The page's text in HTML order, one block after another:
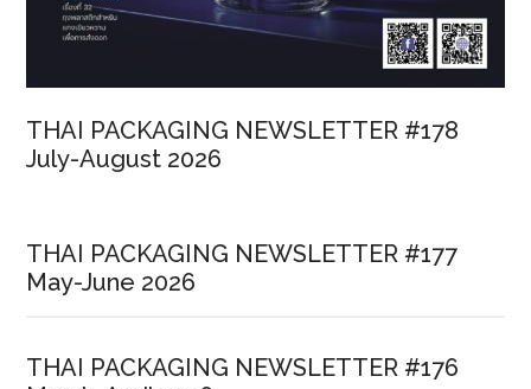
THAI PACKAGING NEWSLETTER #178
July-August 2026
THAI PACKAGING NEWSLETTER #177
May-June 2026
THAI PACKAGING NEWSLETTER #176